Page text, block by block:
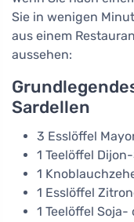
Sie in wenigen
aus einem
aussehen:
Sardellen
3 Esslöffel
1 Teelöffel
1
1 Esslöffel
1 Teelöffel